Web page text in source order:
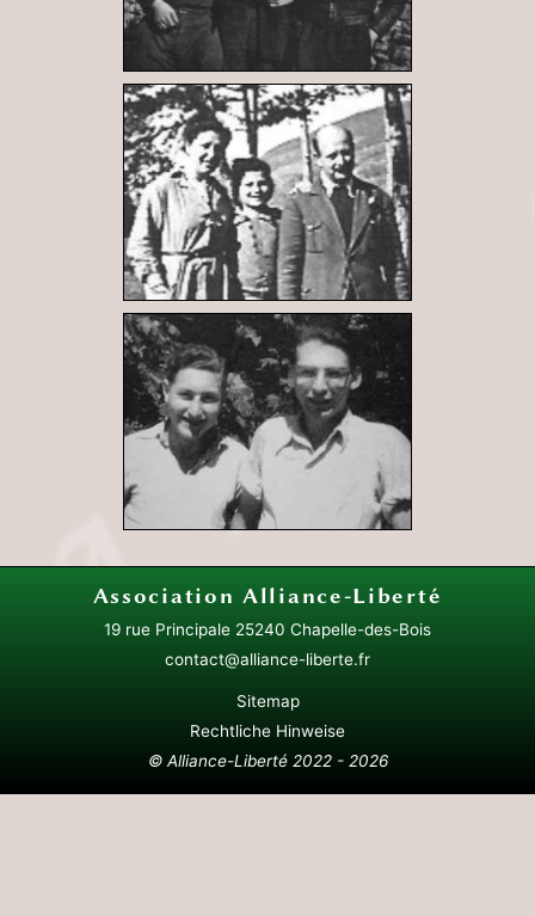
AssociationAlliance-Liberté
19 rue Principale 25240 Chapelle-des-Bois
contact@alliance-liberte.fr
Sitemap
Rechtliche Hinweise
© Alliance-Liberté 2022 - 2026